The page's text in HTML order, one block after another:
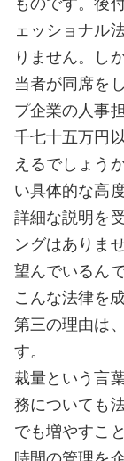
ものです。後
ェッショナル
りません。し
当者が同席を
プ企業の人事
千七十五万円
えるでしょう
い具体的な高
詳細な説明を
ングはありま
望んでいるん
こんな法律を
第三の理由は
す。
裁量という言
務についても
でも増やすこ